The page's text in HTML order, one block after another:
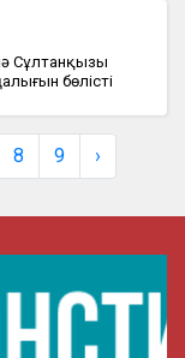
Сұлтанқызы
бөлісті
8 9 ›